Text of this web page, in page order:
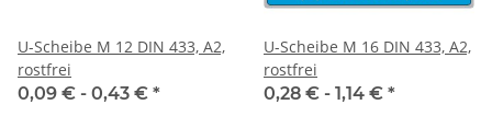
U-Scheibe M 12 DIN 433, A2,
rostfrei
0,09 € - 0,43 € *
U-Scheibe M 16 DIN 433, A2,
rostfrei
0,28 € - 1,14 € *